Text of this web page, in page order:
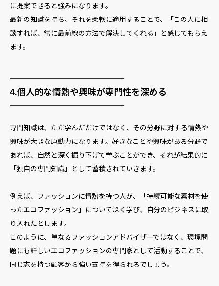
に提案できると強みになります。
最新の知識を持ち、それを柔軟に適用することで、「この人に相
談すれば、常に最前線の方法で解決してくれる」と感じてもらえ
ます。
─────────────
4.個人的な情熱や興味が専門性を深める
─────────────
専門知識は、ただ学んだだけではなく、その分野に対する情熱や
興味が大きな原動力になります。好きなことや興味がある分野で
あれば、自然と深く掘り下げて学ぶことができ、それが結果的に
「独自の専門知識」として蓄積されていきます。
例えば、ファッションに情熱を持つ人が、「持続可能な素材を使
ったエコファッション」について深く学び、自分のビジネスに取
り入れたとします。
このように、単なるファッションアドバイザーではなく、環境問
題にも詳しいエコファッションの専門家として活動することで、
同じ志を持つ顧客から強い支持を得られるでしょう。